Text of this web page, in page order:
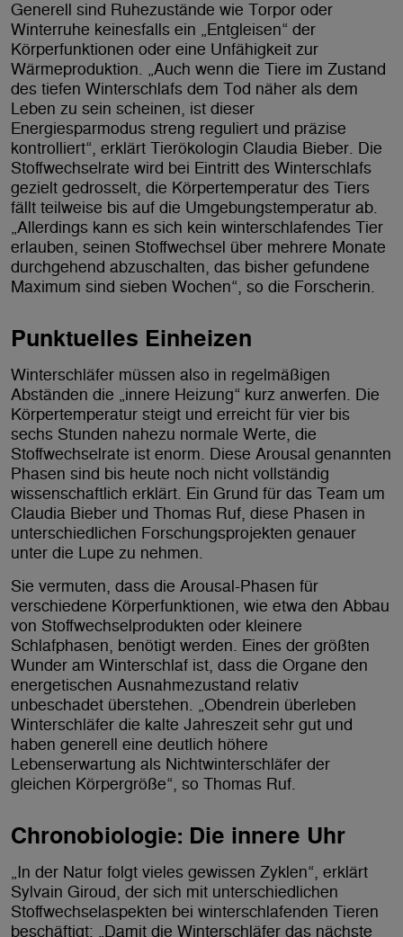
Generell sind Ruhezustände wie Torpor oder
Winterruhe keinesfalls ein „Entgleisen“ der
Körperfunktionen oder eine Unfähigkeit zur
Wärmeproduktion. „Auch wenn die Tiere im Zustand
des tiefen Winterschlafs dem Tod näher als dem
Leben zu sein scheinen, ist dieser
Energiesparmodus streng reguliert und präzise
kontrolliert“, erklärt Tierökologin Claudia Bieber. Die
Stoffwechselrate wird bei Eintritt des Winterschlafs
gezielt gedrosselt, die Körpertemperatur des Tiers
fällt teilweise bis auf die Umgebungstemperatur ab.
„Allerdings kann es sich kein winterschlafendes Tier
erlauben, seinen Stoffwechsel über mehrere Monate
durchgehend abzuschalten, das bisher gefundene
Maximum sind sieben Wochen“, so die Forscherin.
Punktuelles Einheizen
Winterschläfer müssen also in regelmäßigen
Abständen die „innere Heizung“ kurz anwerfen. Die
Körpertemperatur steigt und erreicht für vier bis
sechs Stunden nahezu normale Werte, die
Stoffwechselrate ist enorm. Diese Arousal genannten
Phasen sind bis heute noch nicht vollständig
wissenschaftlich erklärt. Ein Grund für das Team um
Claudia Bieber und Thomas Ruf, diese Phasen in
unterschiedlichen Forschungsprojekten genauer
unter die Lupe zu nehmen.
Sie vermuten, dass die Arousal-Phasen für
verschiedene Körperfunktionen, wie etwa den Abbau
von Stoffwechselprodukten oder kleinere
Schlafphasen, benötigt werden. Eines der größten
Wunder am Winterschlaf ist, dass die Organe den
energetischen Ausnahmezustand relativ
unbeschadet überstehen. „Obendrein überleben
Winterschläfer die kalte Jahreszeit sehr gut und
haben generell eine deutlich höhere
Lebenserwartung als Nichtwinterschläfer der
gleichen Körpergröße“, so Thomas Ruf.
Chronobiologie: Die innere Uhr
„In der Natur folgt vieles gewissen Zyklen“, erklärt
Sylvain Giroud, der sich mit unterschiedlichen
Stoffwechselaspekten bei winterschlafenden Tieren
beschäftigt: „Damit die Winterschläfer das nächste